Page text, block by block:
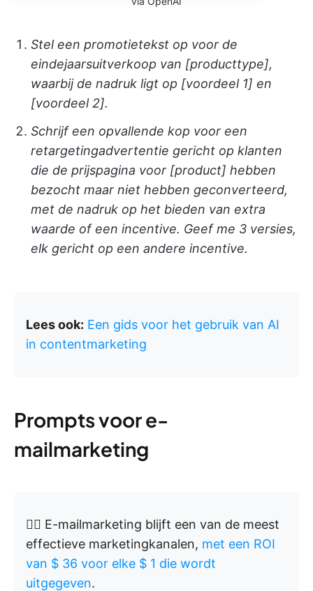
Stel een promotietekst op voor de
eindejaarsuitverkoop van [producttype],
waarbij de nadruk ligt op [voordeel 1] en
[voordeel 2].
Schrijf een opvallende kop voor een
retargetingadvertentie gericht op klanten
die de prijspagina voor [product] hebben
bezocht maar niet hebben geconverteerd,
met de nadruk op het bieden van extra
waarde of een incentive. Geef me 3 versies,
elk gericht op een andere incentive.
Lees ook: Een gids voor het gebruik van AI
in contentmarketing
Prompts voor e-
mailmarketing
👉🏼 E-mailmarketing blijft een van de meest
effectieve marketingkanalen, met een ROI
van $ 36 voor elke $ 1 die wordt
uitgegeven.